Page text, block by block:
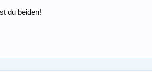
du beiden!